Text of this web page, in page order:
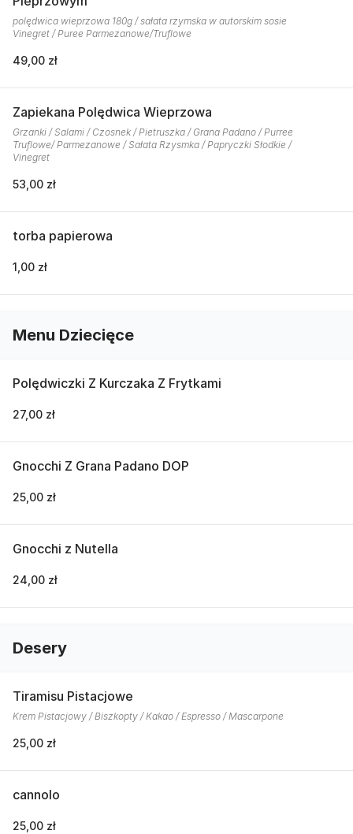
polędwica wieprzowa 180g / sałata rzymska w autorskim sosie
Vinegret / Puree Parmezanowe/Truflowe
49,00 zł
Zapiekana Polędwica Wieprzowa
Grzanki / Salami / Czosnek / Pietruszka / Grana Padano / Purree
Truflowe/ Parmezanowe / Sałata Rzysmka / Papryczki Słodkie /
Vinegret
53,00 zł
torba papierowa
1,00 zł
Menu Dziecięce
Polędwiczki Z Kurczaka Z Frytkami
27,00 zł
Gnocchi Z Grana Padano DOP
25,00 zł
Gnocchi z Nutella
24,00 zł
Desery
Tiramisu Pistacjowe
Krem Pistacjowy / Biszkopty / Kakao / Espresso / Mascarpone
25,00 zł
cannolo
25,00 zł